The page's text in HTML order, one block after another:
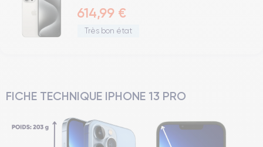
614,99 €
Très bon état
FICHE TECHNIQUE IPHONE 13 PRO